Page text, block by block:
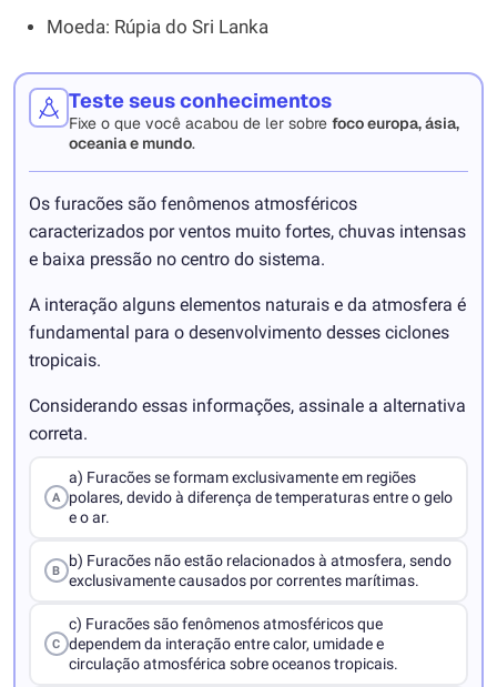
Moeda: Rúpia do Sri Lanka
Teste seus conhecimentos
Fixe o que você acabou de ler sobre foco europa, ásia,
oceania e mundo.
Os furacões são fenômenos atmosféricos
caracterizados por ventos muito fortes, chuvas intensas
e baixa pressão no centro do sistema.
A interação alguns elementos naturais e da atmosfera é
fundamental para o desenvolvimento desses ciclones
tropicais.
Considerando essas informações, assinale a alternativa
correta.
A
a) Furacões se formam exclusivamente em regiões
polares, devido à diferença de temperaturas entre o gelo
e o ar.
B
b) Furacões não estão relacionados à atmosfera, sendo
exclusivamente causados por correntes marítimas.
C
c) Furacões são fenômenos atmosféricos que
dependem da interação entre calor, umidade e
circulação atmosférica sobre oceanos tropicais.